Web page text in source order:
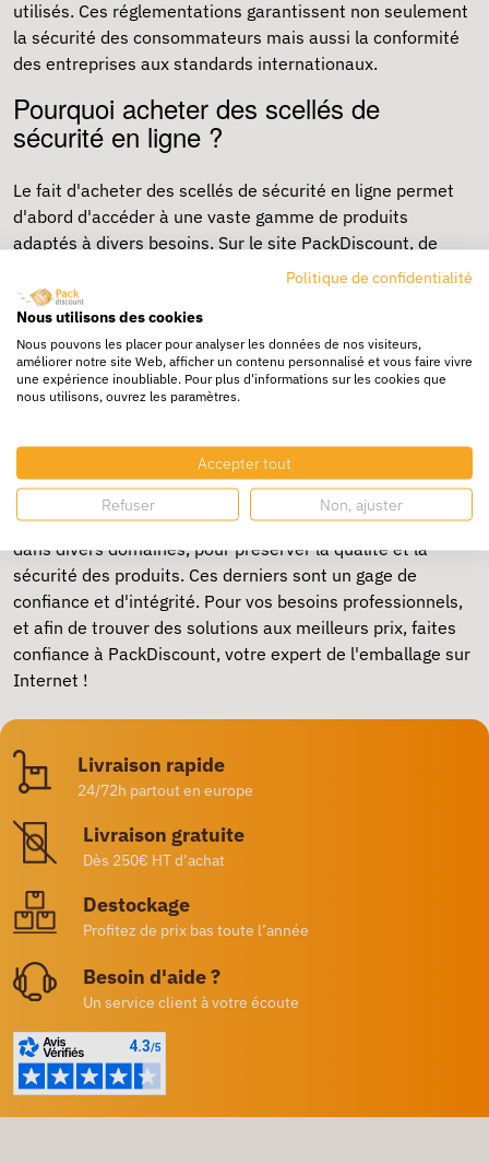
utilisés. Ces réglementations garantissent non seulement
la sécurité des consommateurs mais aussi la conformité
des entreprises aux standards internationaux.
Pourquoi acheter des scellés de
sécurité en ligne ?
Le fait d'acheter des scellés de sécurité en ligne permet
d'abord d'accéder à une vaste gamme de produits
adaptés à divers besoins. Sur le site PackDiscount, de
nombreux articles différents sont proposés, allant de
scellés simples
sécurité, parfois munis d'un clou autobloquant
site, nous vous promettons des informations détaillées
sur chaque produit et des tarifs défiants toute
concurrencent. Ainsi, profitez de
de scellés accessibles à tous, pour les entreprises de
toutes les tailles !
Vous l'aurez compris, les scellés sont des éléments clés
dans divers domaines, pour préserver la qualité et la
sécurité des produits. Ces derniers sont un gage de
confiance et d'intégrité. Pour vos besoins professionnels,
et afin de trouver des solutions aux meilleurs prix, faites
confiance à PackDiscount, votre expert de l'emballage sur
Internet !
Livraison rapide
24/72h partout en europe
Livraison gratuite
Dès 250€ HT d’achat
Destockage
Profitez de prix bas toute l’année
Besoin d'aide ?
Un service client à votre écoute
Politique de confidentialité
Nous utilisons des cookies
Nous pouvons les placer pour analyser les données de nos visiteurs,
améliorer notre site Web, afficher un contenu personnalisé et vous faire vivre
une expérience inoubliable. Pour plus d'informations sur les cookies que
nous utilisons, ouvrez les paramètres.
Accepter tout
Refuser Non, ajuster